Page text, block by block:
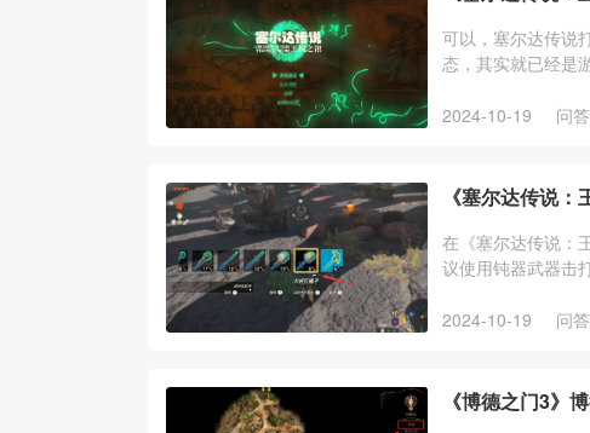
可以，塞尔达传说
态，其实就已经是
2024-10-19
问答
《塞尔达传说
在《塞尔达传说：
议使用钝器武器击
2024-10-19
问答
《博德之门3》